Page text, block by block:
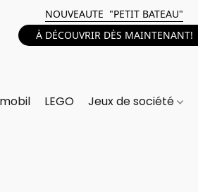
NOUVEAUTE "PETIT BATEAU"
À DÉCOUVRIR DÈS MAINTENANT!
LEGO Jeux de société